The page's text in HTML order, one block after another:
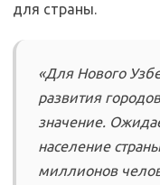
для страны.
«Для Нового
развития
значение.
население
миллионов